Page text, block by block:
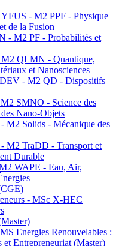
- M2 PPF - Physique
de la Fusion
- M2 PF - Probabilités et
QLMN - Quantique,
et Nanosciences
- M2 QD - Dispositifs
SMNO - Science des
Nano-Objets
M2 Solids - Mécanique des
M2 TraDD - Transport et
Durable
WAPE - Eau, Air,
- MSc X-HEC
Energies Renouvelables :
et Entrepreneuriat (Master)